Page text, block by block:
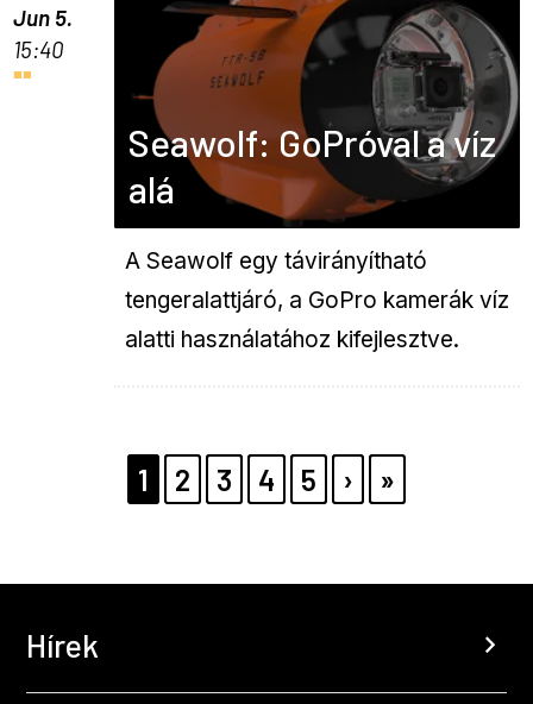
Jun 5.
15:40
Seawolf: GoPróval a víz
alá
A Seawolf egy távirányítható
tengeralattjáró, a GoPro kamerák víz
alatti használatához kifejlesztve.
PAGE
1 PAGE
2 PAGE
3 PAGE
4 PAGE
5
KÖVETKEZŐ
OLDAL
›
UTOLSÓ
OLDAL
»
Hírek chevron_right